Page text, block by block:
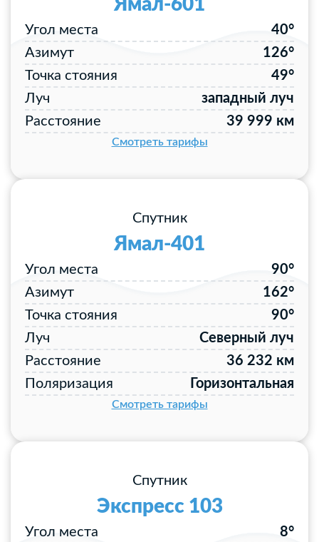
Ямал-601
Угол места
40°
Азимут
126°
Точка стояния
49°
Луч
западный луч
Расстояние
39 999 км
Смотреть тарифы
Спутник
Ямал-401
Угол места
90°
Азимут
162°
Точка стояния
90°
Луч
Северный луч
Расстояние
36 232 км
Поляризация
Горизонтальная
Смотреть тарифы
Спутник
Экспресс 103
Угол места
8°